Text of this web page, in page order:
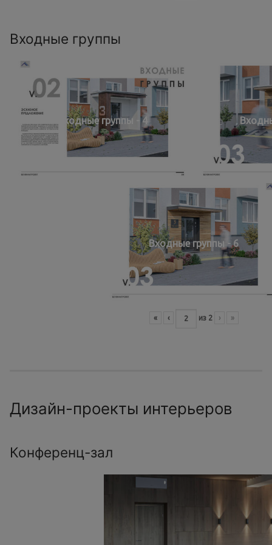
Входные группы
Входные группы - 4
Входные группы - 6
« ‹ из 2 › »
Дизайн-проекты интерьеров
Конференц-зал